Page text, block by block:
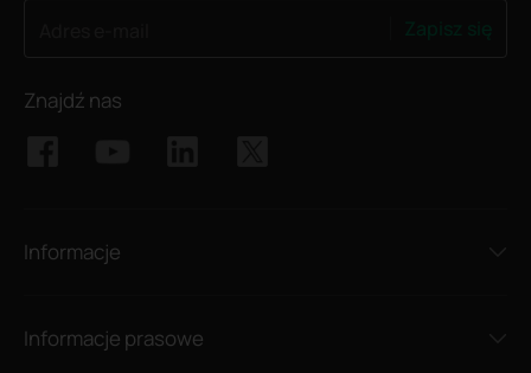
Znajdź nas
Informacje
Informacje prasowe